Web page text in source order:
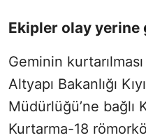
Ekipler olay yerine
Geminin
Altyapı Bakanlığı
Müdürlüğü’ne bağlı
Kurtarma-18